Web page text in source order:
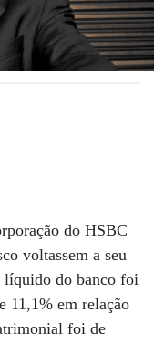
do HSBC
voltassem a seu
líquido do banco foi
11,1% em relação
foi de